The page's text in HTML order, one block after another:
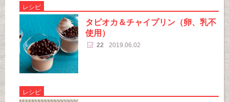
レシピ
タピオカ＆チャイプリン（卵、乳不
使用）
22 2019.06.02
レシピ